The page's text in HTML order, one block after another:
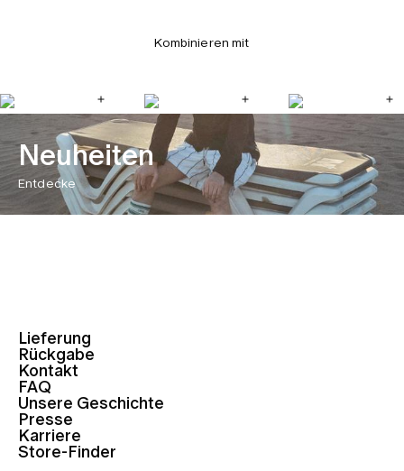
Kombinieren mit
Neuheiten
Entdecke
Lieferung
Rückgabe
Kontakt
FAQ
Unsere Geschichte
Presse
Karriere
Store-Finder